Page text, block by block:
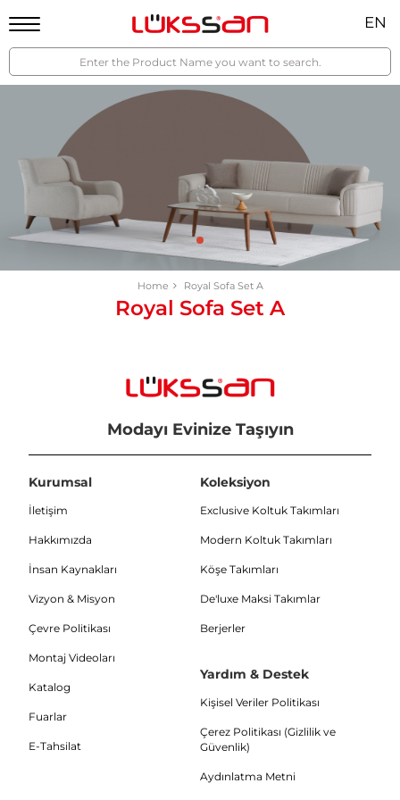
EN
Home Royal Sofa Set A
Royal Sofa Set A
Modayı Evinize Taşıyın
Kurumsal
İletişim
Hakkımızda
İnsan Kaynakları
Vizyon & Misyon
Çevre Politikası
Montaj Videoları
Katalog
Fuarlar
E-Tahsilat
Koleksiyon
Exclusive Koltuk Takımları
Modern Koltuk Takımları
Köşe Takımları
De'luxe Maksi Takımlar
Berjerler
Yardım & Destek
Kişisel Veriler Politikası
Çerez Politikası (Gizlilik ve
Güvenlik)
Aydınlatma Metni